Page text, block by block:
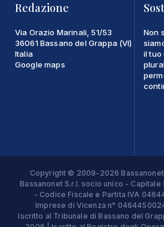
Redazione
Via Orazio Marinali, 51/53
36061 Bassano del Grappa (VI)
Italia
Google maps
Non
il tuo
Copyright © 2009-2026
Bassanonet S.r.l. socio unico -
- Codice Fiscale e Partita IVA
Imprese di Vicenza n°
Iscritto al Tribunale di Bassano del